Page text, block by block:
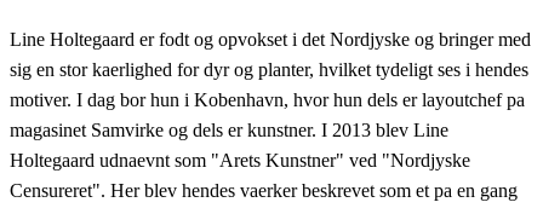
Line Holtegaard er fodt og opvokset i det Nordjyske og bringer med
sig en stor kaerlighed for dyr og planter, hvilket tydeligt ses i hendes
motiver. I dag bor hun i Kobenhavn, hvor hun dels er layoutchef pa
magasinet Samvirke og dels er kunstner. I 2013 blev Line
Holtegaard udnaevnt som "Arets Kunstner" ved "Nordjyske
Censureret". Her blev hendes vaerker beskrevet som et pa en gang